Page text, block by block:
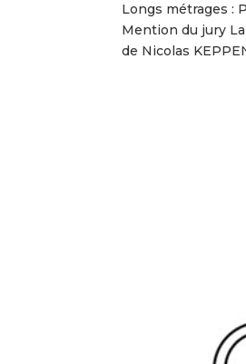
Longs métrages :
Mention du jury
de Nicolas